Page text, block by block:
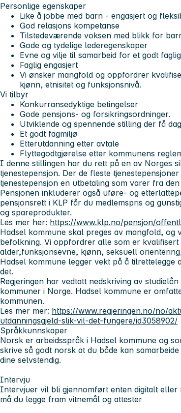
Personlige egenskaper
Like å jobbe med barn - engasjert og
God relasjons kompetanse
Tilstedeværende voksen med blikk for
Gode og tydelige lederegenskaper
Evne og vilje til samarbeid for et godt
Faglig engasjert
Vi ønsker mangfold og oppfordrer
kjønn, etnisitet og funksjonsnivå.
Vi tilbyr
Konkurransedyktige betingelser
Gode pensjons- og forsikringsordninger.
Utviklende og spennende stilling der få
Et godt fagmiljø
Etterutdanning etter avtale
Flyttegodtgjørelse etter kommunens
I denne stillingen har du rett på en av Norges
tjenestepensjon. Der de fleste
tjenestepensjon en utbetaling som varer fra
Pensjonen inkluderer også uføre- og
pensjonsrett i KLP får du medlemspris og
og spareprodukter.
Les mer her: https://www.klp.no/pensjon/
Hadsel kommune skal preges av mangfold, og
befolkning. Vi oppfordrer alle som er
alder,funksjonsevne, kjønn, seksuell
Hadsel kommune legger vekt på å
det.
Regjeringen har vedtatt nedskriving av
kommuner i Norge. Hadsel kommune er
kommunen.
Les mer mer: https://www.regjeringen.no/no/
utdanningsgjeld-slik-vil-det-fungere/id3058902/
Språkkunnskaper
Norsk er arbeidsspråk i Hadsel kommune og
skrive så godt norsk at du både kan
dine selvstendig.
Intervju
Intervjuer vil bli gjennomført enten digitalt
må du legge fram vitnemål og attester